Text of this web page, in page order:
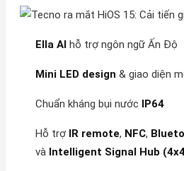
Ella AIhỗ trợ ngôn ngữ Ấn Độ
Mini LED design & giao diện
Chuẩn kháng bụi nước IP64
Hỗ trợ IR remote, NFC,
và Intelligent Signal Hub